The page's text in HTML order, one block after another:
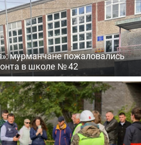
мурманчане пожаловались
в школе № 42